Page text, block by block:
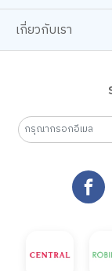
เกี่ยวกับเรา